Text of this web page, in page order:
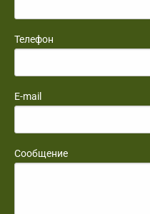
Телефон
E-mail
Сообщение